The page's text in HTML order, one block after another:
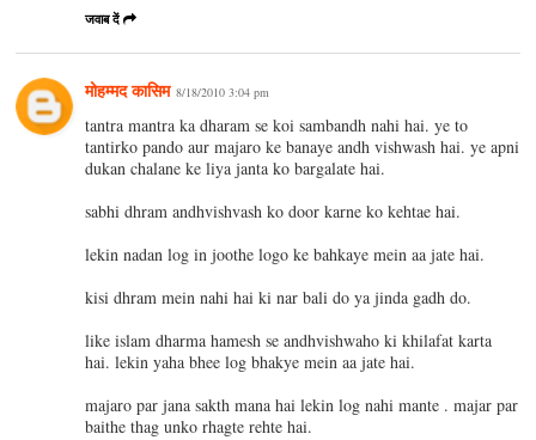
जवाब दें
मोहम्मद कासिम 8/18/2010 3:04 pm
tantra mantra ka dharam se koi sambandh nahi hai. ye to
tantirko pando aur majaro ke banaye andh vishwash hai. ye apni
dukan chalane ke liya janta ko bargalate hai.
sabhi dhram andhvishvash ko door karne ko kehtae hai.
lekin nadan log in joothe logo ke bahkaye mein aa jate hai.
kisi dhram mein nahi hai ki nar bali do ya jinda gadh do.
like islam dharma hamesh se andhvishwaho ki khilafat karta
hai. lekin yaha bhee log bhakye mein aa jate hai.
majaro par jana sakth mana hai lekin log nahi mante . majar par
baithe thag unko rhagte rehte hai.